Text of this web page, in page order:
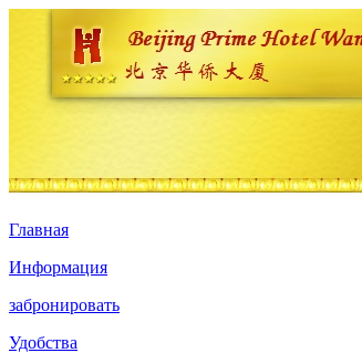
Главная
Информация
забронировать
Удобства